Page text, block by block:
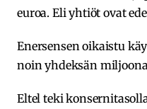
euroa. Eli yhtiöt ovat
Enersensen oikaistu
noin yhdeksän
Eltel teki